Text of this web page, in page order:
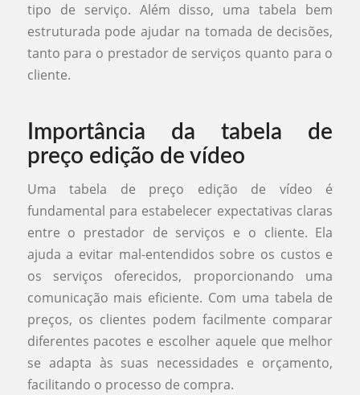
tipo de serviço. Além disso, uma tabela bem
estruturada pode ajudar na tomada de decisões,
tanto para o prestador de serviços quanto para o
cliente.
Importância da tabela de
preço edição de vídeo
Uma tabela de preço edição de vídeo é
fundamental para estabelecer expectativas claras
entre o prestador de serviços e o cliente. Ela
ajuda a evitar mal-entendidos sobre os custos e
os serviços oferecidos, proporcionando uma
comunicação mais eficiente. Com uma tabela de
preços, os clientes podem facilmente comparar
diferentes pacotes e escolher aquele que melhor
se adapta às suas necessidades e orçamento,
facilitando o processo de compra.